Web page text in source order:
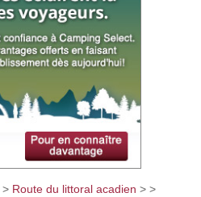
> Route du littoral acadien >>